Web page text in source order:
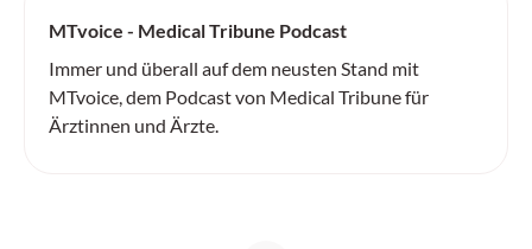
MTvoice - Medical Tribune Podcast
Immer und überall auf dem neusten Stand mit
MTvoice, dem Podcast von Medical Tribune für
Ärztinnen und Ärzte.